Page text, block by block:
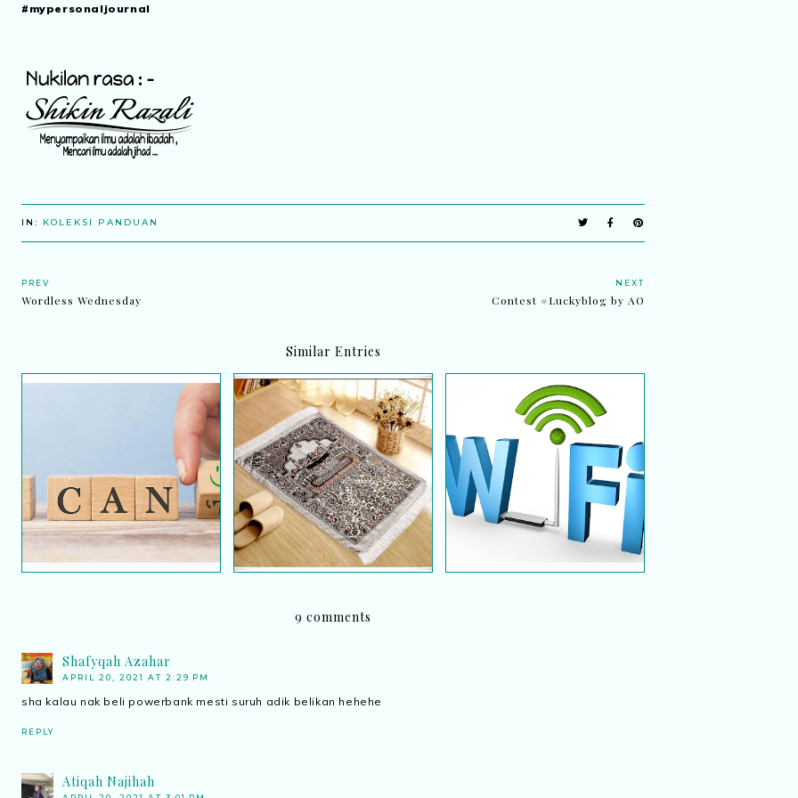
#mypersonaljournal
IN: KOLEKSI PANDUAN
PREV
Wordless Wednesday
NEXT
Contest #Luckyblog by AO
Similar Entries
Cara untuk motivasi diri
Cara untuk lupus sejadah
usang
Tip Keselamatan WiFi
Hotspot
9 comments
Shafyqah Azahar
APRIL 20, 2021 AT 2:29 PM
sha kalau nak beli powerbank mesti suruh adik belikan hehehe
REPLY
Atiqah Najihah